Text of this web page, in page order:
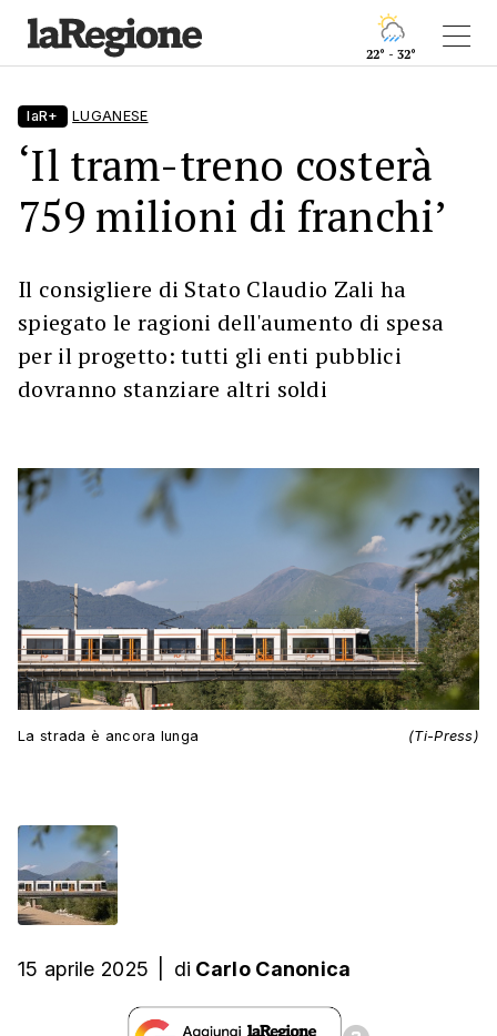
22° - 32°
laR+ LUGANESE
‘Il tram-treno costerà
759 milioni di franchi’
Il consigliere di Stato Claudio Zali ha
spiegato le ragioni dell'aumento di spesa
per il progetto: tutti gli enti pubblici
dovranno stanziare altri soldi
La strada è ancora lunga (Ti-Press)
15 aprile 2025 di Carlo Canonica